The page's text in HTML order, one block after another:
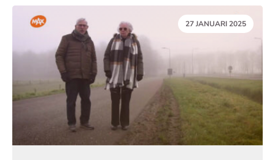
DATUM:
27 JANUARI 2025